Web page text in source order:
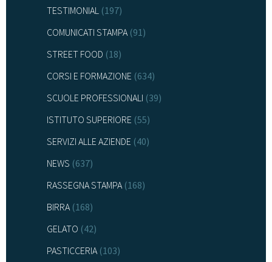
TESTIMONIAL (197)
COMUNICATI STAMPA (91)
STREET FOOD (18)
CORSI E FORMAZIONE (634)
SCUOLE PROFESSIONALI (39)
ISTITUTO SUPERIORE (55)
SERVIZI ALLE AZIENDE (40)
NEWS (637)
RASSEGNA STAMPA (168)
BIRRA (168)
GELATO (42)
PASTICCERIA (103)